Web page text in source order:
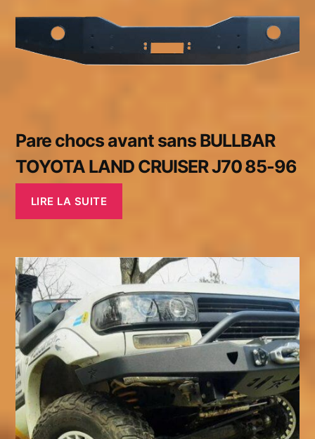
Pare chocs avant sans BULLBAR
TOYOTA LAND CRUISER J70 85-96
LIRE LA SUITE